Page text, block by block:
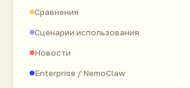
Сравнения
Сценарии использования
Новости
Enterprise / NemoClaw